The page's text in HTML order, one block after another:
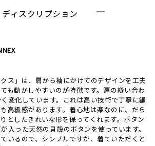
ディスクリプション
ス」は、肩から袖にかけてのデザインを工夫
も動かしやすいのが特徴です。肩の縫い合わ
変化しています。これは高い技術で丁寧に編
高級感があります。着心地は楽なのに、だら
としたきれいな形を保ってくれます。ボタン
入った天然の貝殻のボタンを使っています。
いるので、シンプルですが、着ていただくと